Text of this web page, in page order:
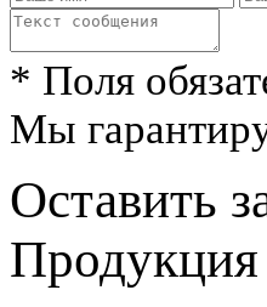
* Поля
Мы
Оставить
Продукция